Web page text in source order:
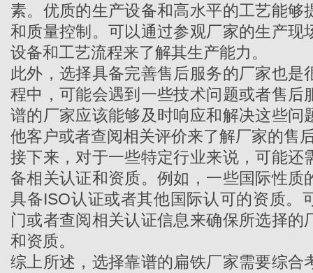
素。优质的生产设备和高水平的工艺能够
和质量控制。可以通过参观厂家的生产现
设备和工艺流程来了解其生产能力。
此外，选择具备完善售后服务的厂家也是
程中，可能会遇到一些技术问题或者售后
谱的厂家应该能够及时响应和解决这些问
他客户或者查阅相关评价来了解厂家的售
接下来，对于一些特定行业来说，可能还
备相关认证和资质。例如，一些国际性质
具备ISO认证或者其他国际认可的资质。
门或者查阅相关认证信息来确保所选择的
和资质。
综上所述，选择靠谱的扁铁厂家需要综合